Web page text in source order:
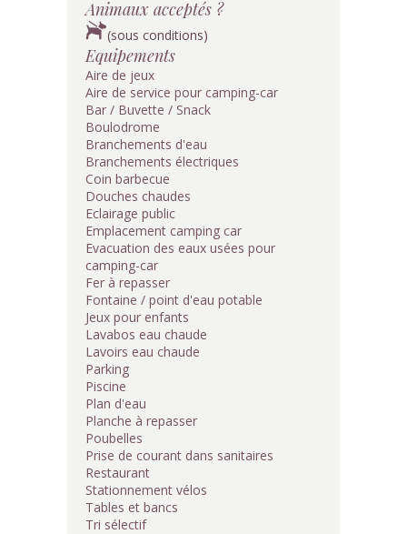
Animaux acceptés ?
(sous conditions)
Equipements
Aire de jeux
Aire de service pour camping-car
Bar / Buvette / Snack
Boulodrome
Branchements d'eau
Branchements électriques
Coin barbecue
Douches chaudes
Eclairage public
Emplacement camping car
Evacuation des eaux usées pour
camping-car
Fer à repasser
Fontaine / point d'eau potable
Jeux pour enfants
Lavabos eau chaude
Lavoirs eau chaude
Parking
Piscine
Plan d'eau
Planche à repasser
Poubelles
Prise de courant dans sanitaires
Restaurant
Stationnement vélos
Tables et bancs
Tri sélectif